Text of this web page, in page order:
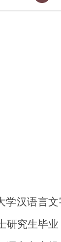
学汉语言文
研究生毕业